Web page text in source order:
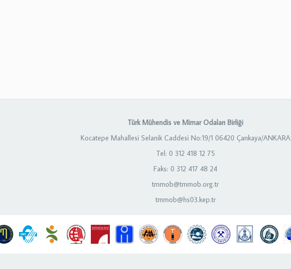
Türk Mühendis ve Mimar Odaları Birliği
Kocatepe Mahallesi Selanik Caddesi No:19/1 06420 Çankaya/ANKARA
Tel: 0 312 418 12 75
Faks: 0 312 417 48 24
tmmob@tmmob.org.tr
tmmob@hs03.kep.tr